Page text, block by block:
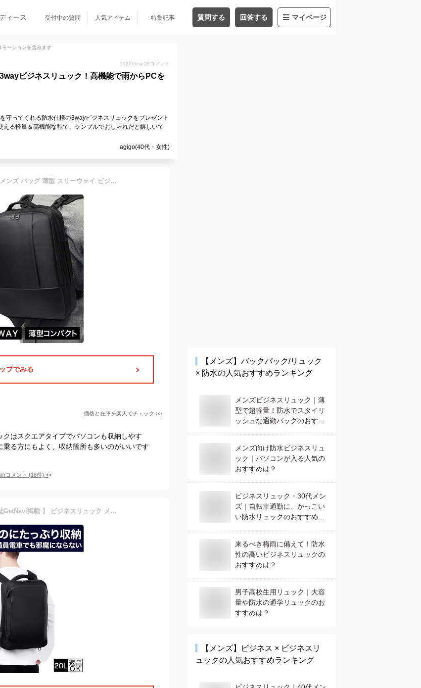
ィース 受付中の質問 人気アイテム 特集記事 質問する 回答する マイページ
モーションを含みます
1939View 28 コメント
ビジネスリュック！高機能で雨からPCを
守ってくれる防水仕様の3wayビジネスリュックをプレゼント
る軽量＆高機能な鞄で、シンプルでおしゃれだと嬉しいで
agigo(40代・女性)
あす楽 送料無料 ビジネスリュック メンズ バッグ 薄型 スリーウェイ ビジネス 通勤 サック 薄マチ 黒 ブラック おしゃれ 込 込み スクエア 大容量 型 スタイリッシュ ギフト 薄い コンパクト カバン 薄型リュック 父の日 ビジネスバッグ
プでみる
価格と在庫を楽天でチェック >>
はスクエアタイプでパソコンも収納しやす
る方にもよく、収納箇所も多いのがいいです
コメント (18件) >
【 楽天1位 圧倒的な軽さ0.74kg 雑誌GetNavi掲載 】 ビジネスリュック メンズ 薄型 軽量 防水 3WAY 通勤 スーツ リュックサック バックパック ビジネス リュック カバン PC パソコン ビジネスバッグ 15.6インチ ブラック 黒 父の日 A4 20L crbelte ラッピング無料
【メンズ】 バックパック/リュック
× 防水の人気おすすめランキング
メンズビジネスリュック｜薄
型で超軽量！防水でスタイリ
ッシュな通勤バッグのおすす
メンズ向け防水ビジネスリュ
ック｜パソコンが入る人気の
おすすめは？
ビジネスリュック・30代メン
ズ｜自転車通勤に、かっこい
い防水リュックのおすすめを
来るべき梅雨に備えて！防水
性の高いビジネスリュックの
おすすめは？
男子高校生用リュック｜大容
量や防水の通学リュックのお
すすめは？
【メンズ】
ビジネス × ビジネスリ
ュックの人気おすすめランキング